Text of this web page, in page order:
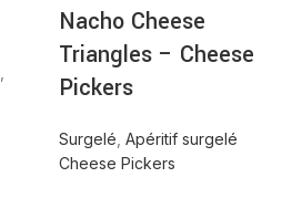
Nacho Cheese
Triangles – Cheese
Pickers
Surgelé Apéritif surgelé
Cheese Pickers